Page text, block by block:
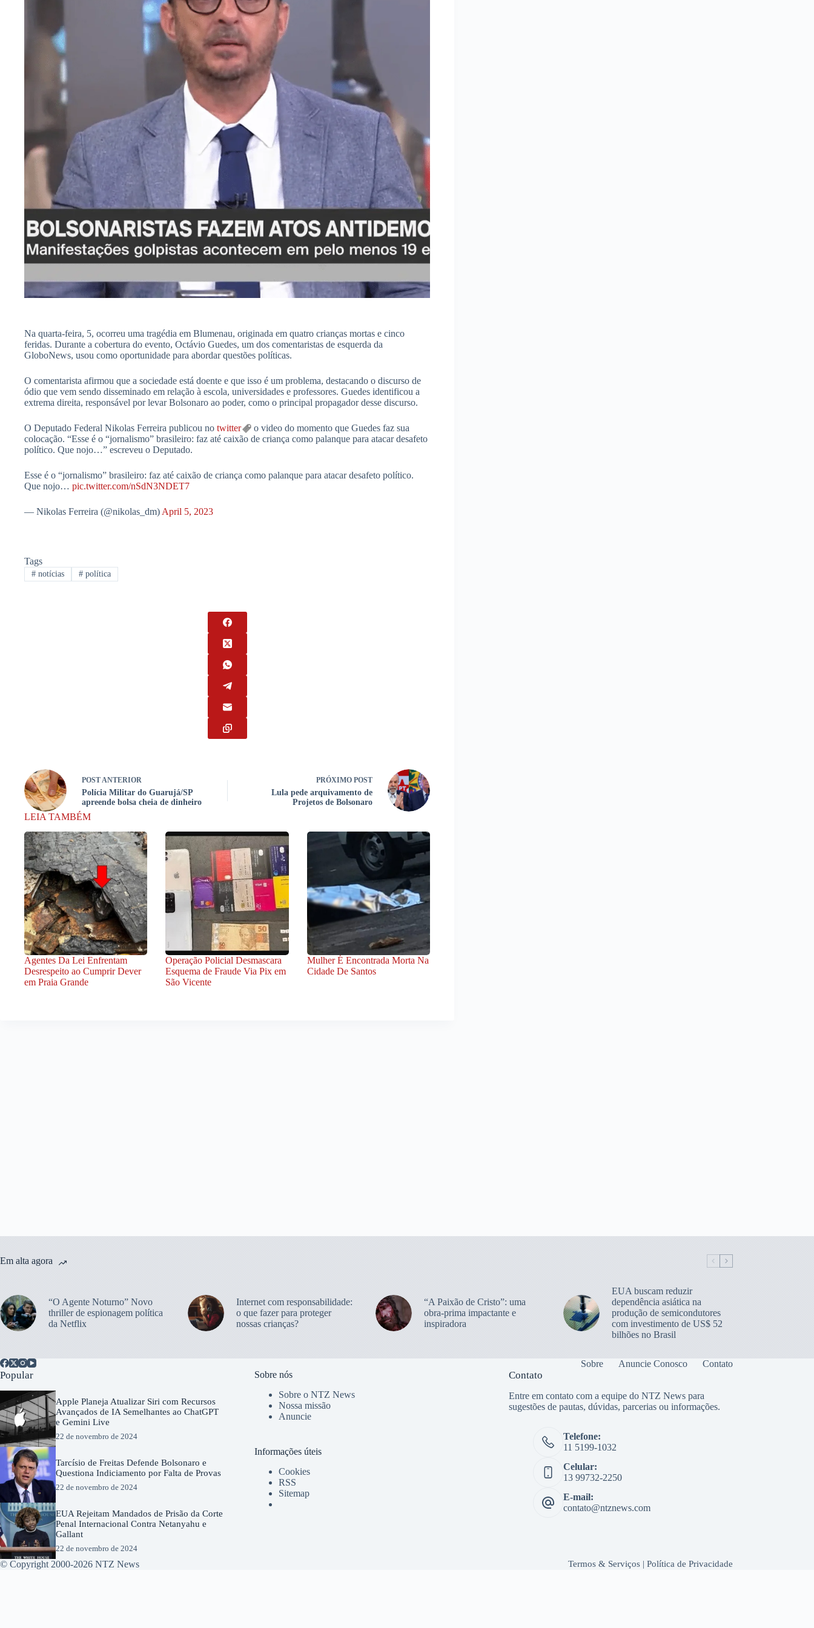
Na quarta-feira, 5, ocorreu uma tragédia em Blumenau, originada em quatro crianças mortas e cinco
feridas. Durante a cobertura do evento, Octávio Guedes, um dos comentaristas de esquerda da
GloboNews, usou como oportunidade para abordar questões políticas.
O comentarista afirmou que a sociedade está doente e que isso é um problema, destacando o discurso de
ódio que vem sendo disseminado em relação à escola, universidades e professores. Guedes identificou a
extrema direita, responsável por levar Bolsonaro ao poder, como o principal propagador desse discurso.
O Deputado Federal Nikolas Ferreira publicou no twitter
o video do momento que Guedes faz sua
colocação. “Esse é o “jornalismo” brasileiro: faz até caixão de criança como palanque para atacar desafeto
político. Que nojo…” escreveu o Deputado.
Esse é o “jornalismo” brasileiro: faz até caixão de criança como palanque para atacar desafeto político.
Que nojo… pic.twitter.com/nSdN3NDET7
— Nikolas Ferreira (@nikolas_dm) April 5, 2023
Tags
#notícias #política
POSTANTERIOR
Polícia Militar do Guarujá/SP
apreende bolsa cheia de dinheiro
PRÓXIMO POST
Lula pede arquivamento de
Projetos de Bolsonaro
LEIA TAMBÉM
Agentes Da Lei Enfrentam
Desrespeito ao Cumprir Dever
em Praia Grande
Operação Policial Desmascara
Esquema de Fraude Via Pix em
São Vicente
Mulher É Encontrada Morta Na
Cidade De Santos
Em alta agora
“O Agente Noturno” Novo
thriller de espionagem política
da Netflix
Internet com responsabilidade:
o que fazer para proteger
nossas crianças?
“A Paixão de Cristo”: uma
obra-prima impactante e
inspiradora
EUA buscam reduzir
dependência asiática na
produção de semicondutores
com investimento de US$ 52
bilhões no Brasil
Sobre Anuncie Conosco Contato
Popular
Apple Planeja Atualizar Siri com Recursos
Avançados de IA Semelhantes ao ChatGPT
e Gemini Live
22 de novembro de 2024
Tarcísio de Freitas Defende Bolsonaro e
Questiona Indiciamento por Falta de Provas
22 de novembro de 2024
EUA Rejeitam Mandados de Prisão da Corte
Penal Internacional Contra Netanyahu e
Gallant
22 de novembro de 2024
Sobre nós
Sobre o NTZ News
Nossa missão
Anuncie
Informações úteis
Cookies
RSS
Sitemap
Contato
Entre em contato com a equipe do NTZ News para
sugestões de pautas, dúvidas, parcerias ou informações.
Telefone:
11 5199-1032
Celular:
13 99732-2250
E-mail:
contato@ntznews.com
© Copyright 2000-2026 NTZ News Termos & Serviços| Política de Privacidade